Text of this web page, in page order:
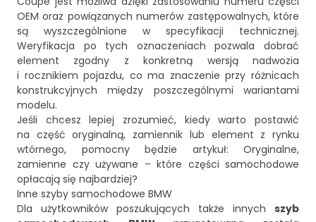
OEM oraz powiązanych numerów zastępowalnych, które
są wyszczególnione w specyfikacji technicznej.
Weryfikacja po tych oznaczeniach pozwala dobrać
element zgodny z konkretną wersją nadwozia
i rocznikiem pojazdu, co ma znaczenie przy różnicach
konstrukcyjnych między poszczególnymi wariantami
modelu.
Jeśli chcesz lepiej zrozumieć, kiedy warto postawić
na część oryginalną, zamiennik lub element z rynku
wtórnego, pomocny będzie artykuł: Oryginalne,
zamienne czy używane – które części samochodowe
opłacają się najbardziej?
Inne szyby samochodowe BMW
Dla użytkowników poszukujących także innych szyb